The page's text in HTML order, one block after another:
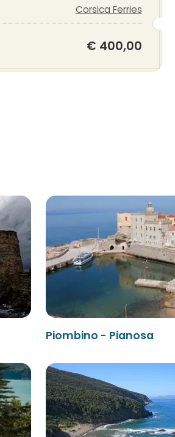
Corsica Ferries
€ 400,00
Piombino - Pianosa